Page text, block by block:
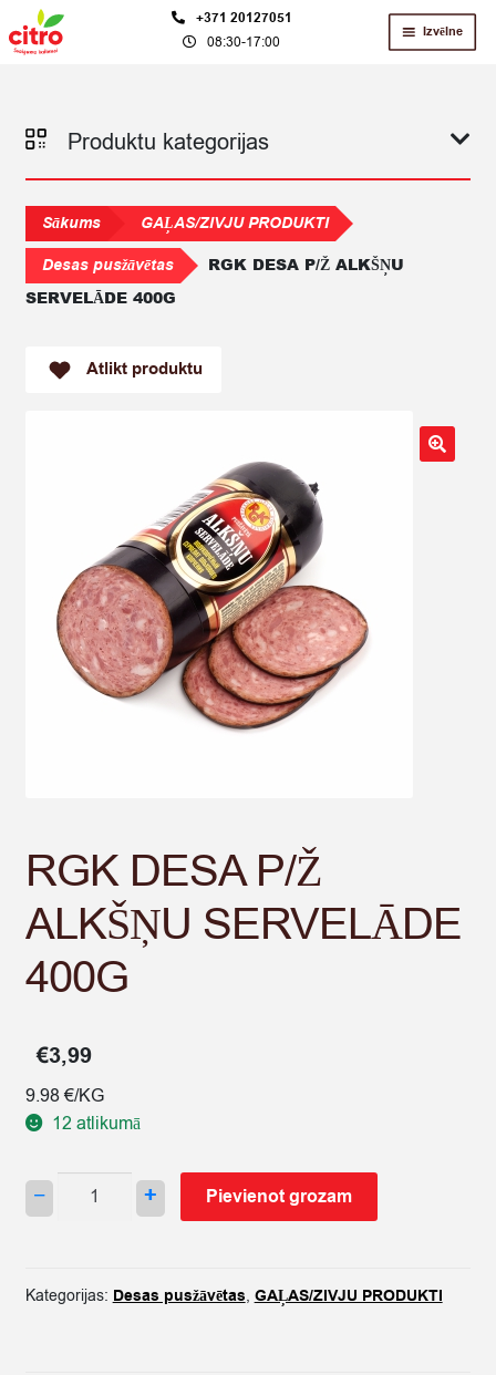
Skip
to
Skip
to
+371 20127051
08:30-17:00
Izvēlne
Produktu kategorijas
Sākums
GAĻAS/ZIVJU PRODUKTI
Desas pusžāvētas
RGK DESA P/Ž ALKŠŅU
SERVELĀDE 400G
Atlikt produktu
RGK DESA P/Ž
ALKŠŅU SERVELĀDE
400G
€3,99
9.98 €/KG
12 atlikumā
−
RGK
ALKŠŅU
+ Pievienot grozam
Kategorijas: Desas pusžāvētas, GAĻAS/ZIVJU PRODUKTI